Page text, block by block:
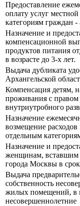
Предоставление
оплату услуг
категориям граждан
Назначение и
компенсационной
продуктов питания
в возрасте до 3-х лет.
Выдача дубликата
Архангельской
Компенсация детям,
проживания с правом
внутриутробного
Назначение
возмещение
отдельным
Назначение и
женщинам, вставшим
города Москвы в
Выдача
собственность
жилых помещений, в
несовершеннолетние